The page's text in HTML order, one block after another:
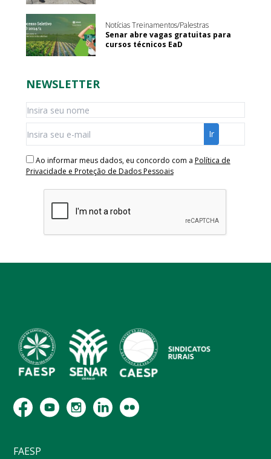
Notícias Treinamentos/Palestras
Senar abre vagas gratuitas para
cursos técnicos EaD
NEWSLETTER
Ao informar meus dados, eu concordo com a Política de
Privacidade e Proteção de Dados Pessoais
FAESP